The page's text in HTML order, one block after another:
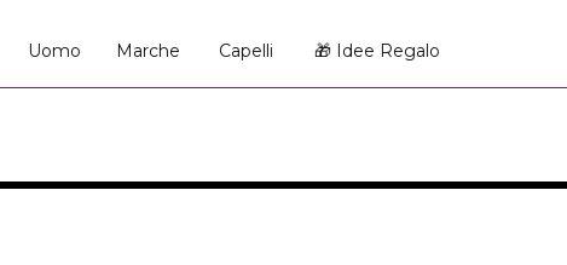
Uomo Marche Capelli 🎁 Idee Regalo